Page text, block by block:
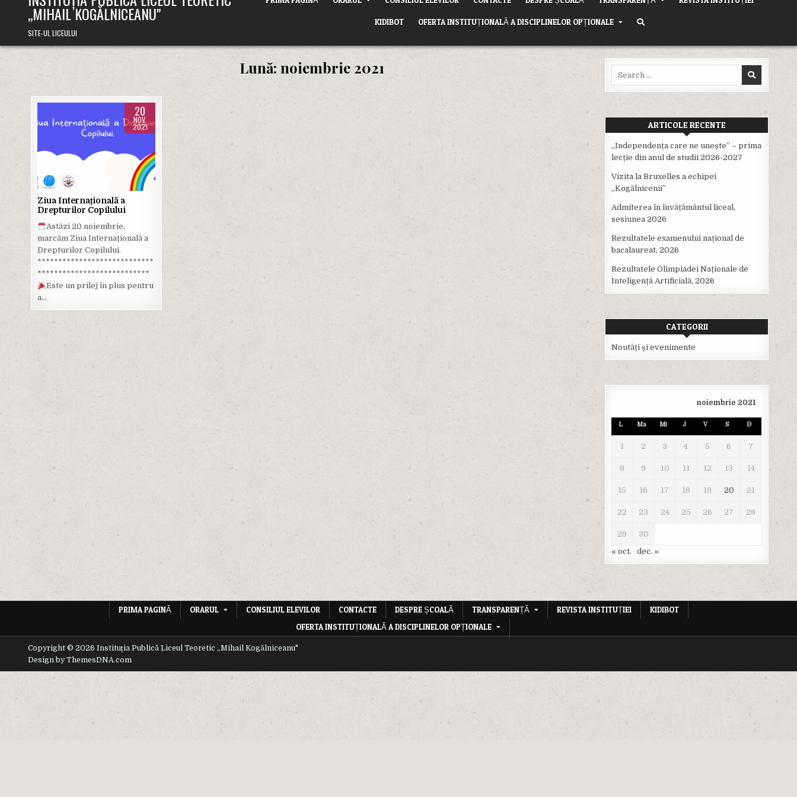
,,MIHAIL KOGĂLNICEANU"
SITE-UL LICEULUI
KIDIBOT OFERTA INSTITUȚIONALĂ A DISCIPLINELOR OPȚIONALE
Lună:noiembrie 2021
20
NOV.
2021
in
Ziua Internațională a
Drepturilor Copilului
Astăzi 20 noiembrie,
marcăm Ziua Internațională a
Drepturilor Copilului.
****************************
***************************
Este un prilej în plus pentru
a…
ARTICOLE RECENTE
,,Independența care ne unește” – prima
lecție din anul de studii 2026-2027
Vizita la Bruxelles a echipei
,,Kogălnicenii”
Admiterea în învățământul liceal,
sesiunea 2026
Rezultatele examenului național de
bacalaureat, 2026
Rezultatele Olimpiadei Naționale de
Inteligență Artificială, 2026
CATEGORII
Noutăți și evenimente
noiembrie 2021
L Ma Mi J V S D
1 2 3 4 5 6 7
8 9 10 11 12 13 14
15 16 17 18 19 20 21
22 23 24 25 26 27 28
29
30
« oct.
dec. »
PRIMA PAGINĂ ORARUL CONSILIUL ELEVILOR CONTACTE DESPRE ȘCOALĂ TRANSPARENȚĂ REVISTA INSTITUȚIEI
KIDIBOT
OFERTA INSTITUȚIONALĂ A DISCIPLINELOR OPȚIONALE
Copyright © 2026 Instituția Publică Liceul Teoretic ,,Mihail Kogălniceanu"
Design by ThemesDNA.com